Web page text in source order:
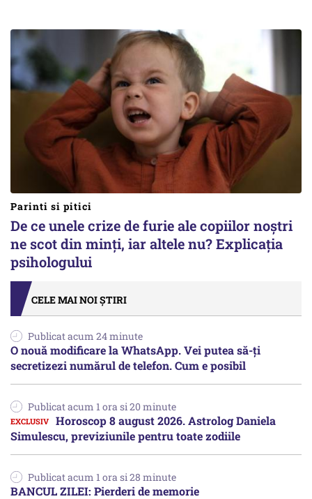
Parinti si pitici
De ce unele crize de furie ale copiilor noștri
ne scot din minți, iar altele nu? Explicația
psihologului
CELE MAI NOI ȘTIRI
Publicat acum 24 minute
O nouă modificare la WhatsApp. Vei putea să-ți
secretizezi numărul de telefon. Cum e posibil
Publicat acum 1 ora si 20 minute
Horoscop 8 august 2026. Astrolog Daniela
Simulescu, previziunile pentru toate zodiile
Publicat acum 1 ora si 28 minute
BANCUL ZILEI: Pierderi de memorie